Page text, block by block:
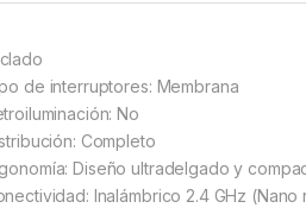
de interruptores: Membrana
No
Completo
Diseño ultradelgado y
Inalámbrico 2.4 GHz (Nano